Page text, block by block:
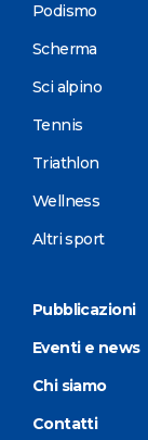
Podismo
Scherma
Sci alpino
Tennis
Triathlon
Wellness
Altri sport
Pubblicazioni
Eventi e news
Chi siamo
Contatti